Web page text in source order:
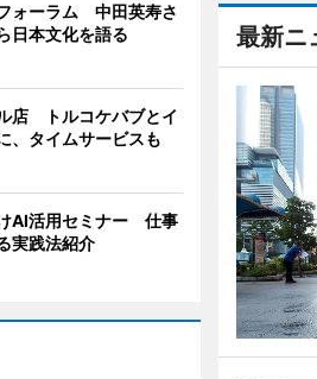
最新ニ
ォーラム 中田英寿さ
日本文化を語る
店 トルコケバブとイ
、タイムサービスも
AI活用セミナー 仕事
実践法紹介